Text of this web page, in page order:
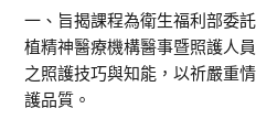
一、旨揭課程為衛生福利部委
植精神醫療機構醫事暨照護人
之照護技巧與知能，以祈嚴重
護品質。